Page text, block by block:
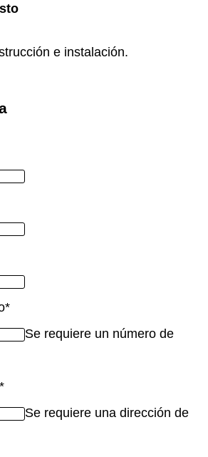
e instalación.
*
Se requiere un número de
*
Se requiere una dirección de